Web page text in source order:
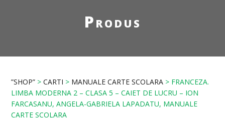
Produs
”SHOP” >CARTI > MANUALE CARTE SCOLARA > FRANCEZA.
LIMBA MODERNA 2 – CLASA 5 – CAIET DE LUCRU – ION
FARCASANU, ANGELA-GABRIELA LAPADATU, MANUALE
CARTE SCOLARA